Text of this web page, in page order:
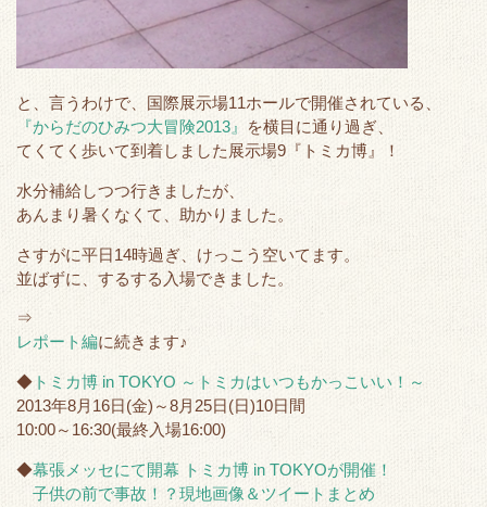
と、言うわけで、国際展示場11ホールで開催されている、
『からだのひみつ大冒険2013』
を横目に通り過ぎ、
てくてく歩いて到着しました展示場9『トミカ博』！
水分補給しつつ行きましたが、
あんまり暑くなくて、助かりました。
さすがに平日14時過ぎ、けっこう空いてます。
並ばずに、するする入場できました。
⇒
レポート編に続きます♪
◆ トミカ博 in TOKYO ～トミカはいつもかっこいい！～
2013年8月16日(金)～8月25日(日)10日間
10:00～16:30(最終入場16:00)
◆幕張メッセにて開幕 トミカ博 in TOKYOが開催！
子供の前で事故！？現地画像＆ツイートまとめ